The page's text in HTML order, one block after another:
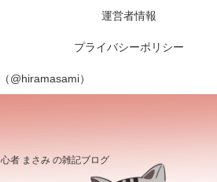
者 まさみ の雑記ブログ
運営者情報
プライバシーポリシー
@hiramasami）